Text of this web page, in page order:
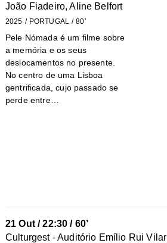
João Fiadeiro, Aline Belfort
2025 PORTUGAL 80’
Pele Nómada é um filme sobre
a memória e os seus
deslocamentos no presente.
No centro de uma Lisboa
gentrificada, cujo passado se
perde entre…
21 Out /22:30 / 60’
Culturgest - Auditório Emílio Rui Vilar